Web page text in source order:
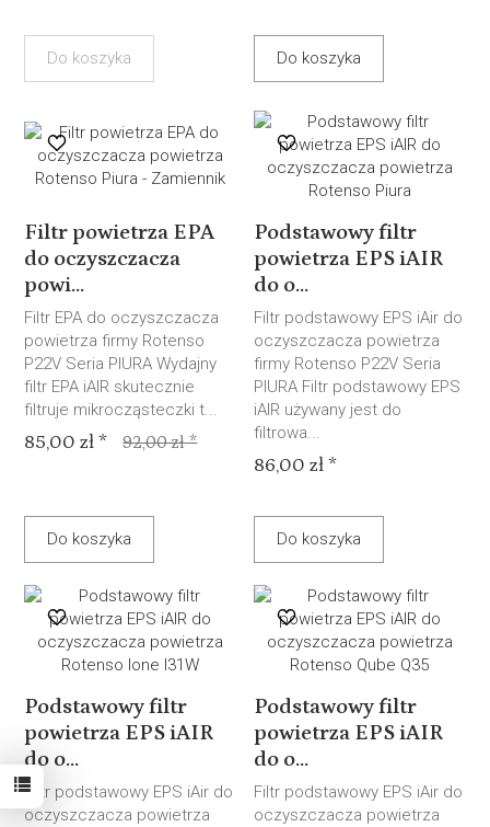
Do koszyka Do koszyka
Filtr powietrza EPA
do oczyszczacza
powi...
Filtr EPA do oczyszczacza
powietrza firmy Rotenso
P22V Seria PIURA Wydajny
filtr EPA iAIR skutecznie
filtruje mikrocząsteczki t...
85,00 zł * 92,00 zł *
Do koszyka
Podstawowy filtr
powietrza EPS iAIR
do o...
Filtr podstawowy EPS iAir do
oczyszczacza powietrza
firmy Rotenso P22V Seria
PIURA Filtr podstawowy EPS
iAIR używany jest do
filtrowa...
86,00 zł *
Do koszyka
Podstawowy filtr
powietrza EPS iAIR
do o...
Filtr podstawowy EPS iAir do
oczyszczacza powietrza
Podstawowy filtr
powietrza EPS iAIR
do o...
Filtr podstawowy EPS iAir do
oczyszczacza powietrza